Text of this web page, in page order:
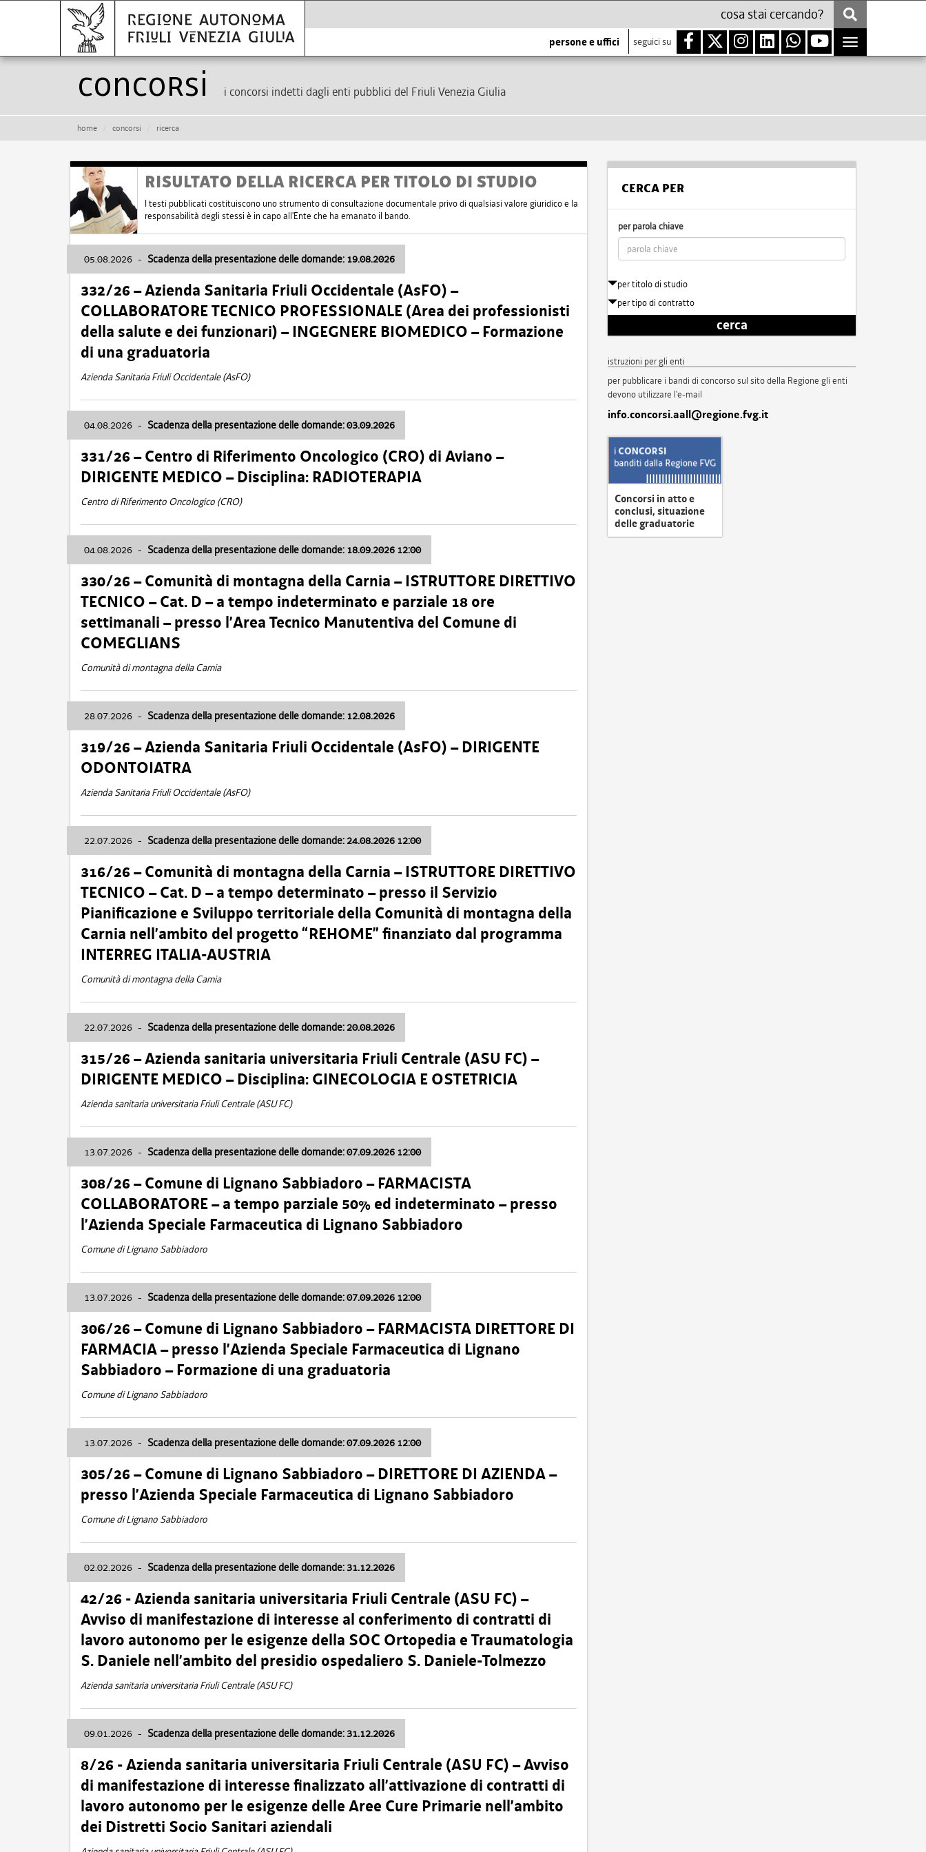
persone e uffici seguici su
Toggle
navigation
Concorsi i concorsi indetti dagli enti pubblici del Friuli Venezia Giulia
home concorsi ricerca
RISULTATO DELLA RICERCA PER TITOLO DI STUDIO
I testi pubblicati costituiscono uno strumento di consultazione documentale privo di qualsiasi valore giuridico e la
responsabilità degli stessi è in capo all'Ente che ha emanato il bando.
05.08.2026 - Scadenza della presentazione delle domande: 19.08.2026
332/26 – Azienda Sanitaria Friuli Occidentale (AsFO) –
COLLABORATORE TECNICO PROFESSIONALE (Area dei professionisti
della salute e dei funzionari) – INGEGNERE BIOMEDICO – Formazione
di una graduatoria
Azienda Sanitaria Friuli Occidentale (AsFO)
04.08.2026 - Scadenza della presentazione delle domande: 03.09.2026
331/26 – Centro di Riferimento Oncologico (CRO) di Aviano –
DIRIGENTE MEDICO – Disciplina: RADIOTERAPIA
Centro di Riferimento Oncologico (CRO)
04.08.2026 - Scadenza della presentazione delle domande: 18.09.2026 12:00
330/26 – Comunità di montagna della Carnia – ISTRUTTORE DIRETTIVO
TECNICO – Cat. D – a tempo indeterminato e parziale 18 ore
settimanali – presso l’Area Tecnico Manutentiva del Comune di
COMEGLIANS
Comunità di montagna della Carnia
28.07.2026 - Scadenza della presentazione delle domande: 12.08.2026
319/26 – Azienda Sanitaria Friuli Occidentale (AsFO) – DIRIGENTE
ODONTOIATRA
Azienda Sanitaria Friuli Occidentale (AsFO)
22.07.2026 - Scadenza della presentazione delle domande: 24.08.2026 12:00
316/26 – Comunità di montagna della Carnia – ISTRUTTORE DIRETTIVO
TECNICO – Cat. D – a tempo determinato – presso il Servizio
Pianificazione e Sviluppo territoriale della Comunità di montagna della
Carnia nell’ambito del progetto “REHOME” finanziato dal programma
INTERREG ITALIA-AUSTRIA
Comunità di montagna della Carnia
22.07.2026 - Scadenza della presentazione delle domande: 20.08.2026
315/26 – Azienda sanitaria universitaria Friuli Centrale (ASU FC) –
DIRIGENTE MEDICO – Disciplina: GINECOLOGIA E OSTETRICIA
Azienda sanitaria universitaria Friuli Centrale (ASU FC)
13.07.2026 - Scadenza della presentazione delle domande: 07.09.2026 12:00
308/26 – Comune di Lignano Sabbiadoro – FARMACISTA
COLLABORATORE – a tempo parziale 50% ed indeterminato – presso
l’Azienda Speciale Farmaceutica di Lignano Sabbiadoro
Comune di Lignano Sabbiadoro
13.07.2026 - Scadenza della presentazione delle domande: 07.09.2026 12:00
306/26 – Comune di Lignano Sabbiadoro – FARMACISTA DIRETTORE DI
FARMACIA – presso l’Azienda Speciale Farmaceutica di Lignano
Sabbiadoro – Formazione di una graduatoria
Comune di Lignano Sabbiadoro
13.07.2026 - Scadenza della presentazione delle domande: 07.09.2026 12:00
305/26 – Comune di Lignano Sabbiadoro – DIRETTORE DI AZIENDA –
presso l’Azienda Speciale Farmaceutica di Lignano Sabbiadoro
Comune di Lignano Sabbiadoro
02.02.2026 - Scadenza della presentazione delle domande: 31.12.2026
42/26 - Azienda sanitaria universitaria Friuli Centrale (ASU FC) –
Avviso di manifestazione di interesse al conferimento di contratti di
lavoro autonomo per le esigenze della SOC Ortopedia e Traumatologia
S. Daniele nell’ambito del presidio ospedaliero S. Daniele-Tolmezzo
Azienda sanitaria universitaria Friuli Centrale (ASU FC)
09.01.2026 - Scadenza della presentazione delle domande: 31.12.2026
8/26 - Azienda sanitaria universitaria Friuli Centrale (ASU FC) – Avviso
di manifestazione di interesse finalizzato all’attivazione di contratti di
lavoro autonomo per le esigenze delle Aree Cure Primarie nell’ambito
dei Distretti Socio Sanitari aziendali
CERCA PER
per parola chiave
per titolo di studio
per tipo di contratto
cerca
istruzioni per gli enti
per pubblicare i bandi di concorso sul sito della Regione gli enti
devono utilizzare l'e-mail
info.concorsi.aall@regione.fvg.it
Concorsi in atto e
conclusi, situazione
delle graduatorie